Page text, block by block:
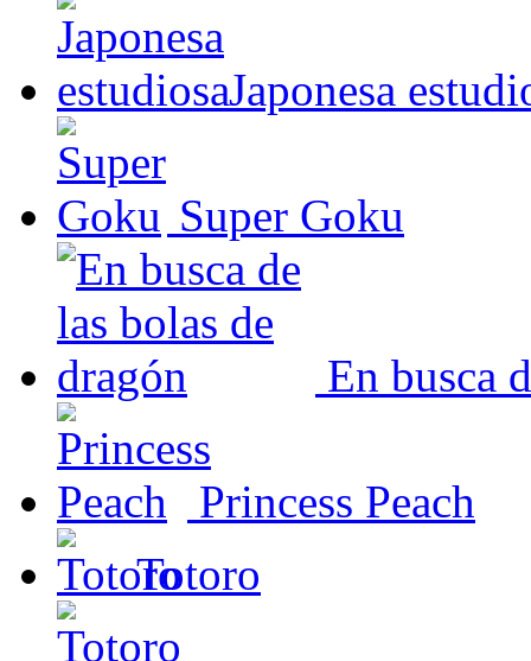
Japonesa
Super Goku
En busca
Princess Peach
Totoro